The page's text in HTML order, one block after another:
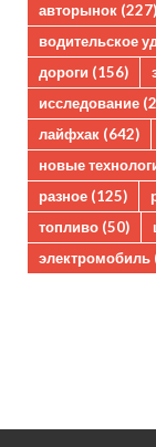
авторынок (227)
водительское
дороги (156)
исследование
лайфхак (642)
новые
разное (125)
топливо (50)
электромобиль